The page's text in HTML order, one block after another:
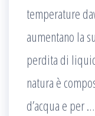
temperature
aumentano la
perdita di
natura è
d’acqua e per …